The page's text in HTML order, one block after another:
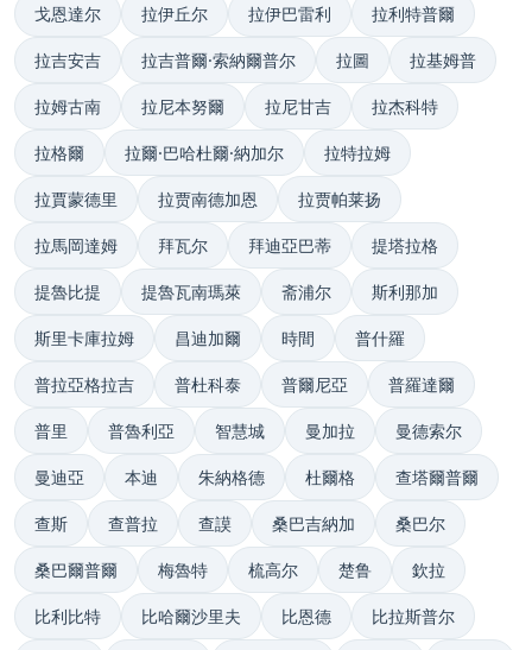
戈恩達尔 拉伊丘尔 拉伊巴雷利 拉利特普爾
拉吉安吉 拉吉普爾·索納爾普尔 拉圖 拉基姆普
拉姆古南 拉尼本努爾 拉尼甘吉 拉杰科特
拉格爾 拉爾·巴哈杜爾·納加尔 拉特拉姆
拉賈蒙德里 拉贾南德加恩 拉贾帕莱扬
拉馬岡達姆 拜瓦尔 拜迪亞巴蒂 提塔拉格
提魯比提 提魯瓦南瑪萊 斋浦尔 斯利那加
斯里卡庫拉姆 昌迪加爾 時間 普什羅
普拉亞格拉吉 普杜科泰 普爾尼亞 普羅達爾
普里 普魯利亞 智慧城 曼加拉 曼德索尔
曼迪亞 本迪 朱納格德 杜爾格 查塔爾普爾
查斯 查普拉 查謨 桑巴吉納加 桑巴尔
桑巴爾普爾 梅魯特 梳高尔 楚鲁 欽拉
比利比特 比哈爾沙里夫 比恩德 比拉斯普尔